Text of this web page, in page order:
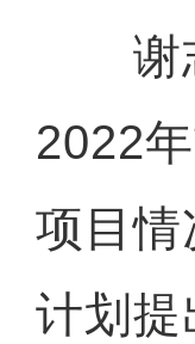
谢志
2022
项目
计划